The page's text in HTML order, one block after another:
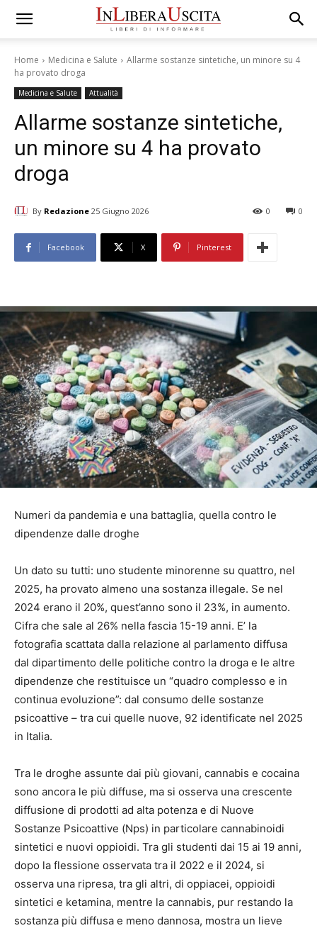
Home Medicina e Salute
Allarme sostanze sintetiche, un minore su 4
ha provato droga
Medicina e Salute Attualità
Allarme sostanze sintetiche,
un minore su 4 ha provato
droga
By Redazione 25 Giugno 2026 0
0
Facebook X Pinterest
Numeri da pandemia e una battaglia, quella contro le
dipendenze dalle droghe
Un dato su tutti: uno studente minorenne su quattro, nel
2025, ha provato almeno una sostanza illegale. Se nel
2024 erano il 20%, quest’anno sono il 23%, in aumento.
Cifra che sale al 26% nella fascia 15-19 anni. E’ la
fotografia scattata dalla relazione al parlamento diffusa
dal dipartimento delle politiche contro la droga e le altre
dipendenze che restituisce un “quadro complesso e in
continua evoluzione”: dal consumo delle sostanze
psicoattive – tra cui quelle nuove, 92 identificate nel 2025
in Italia.
Tra le droghe assunte dai più giovani, cannabis e cocaina
sono ancora le più diffuse, ma si osserva una crescente
diffusione di prodotti ad alta potenza e di Nuove
Sostanze Psicoattive (Nps) in particolare cannabinoidi
sintetici e nuovi oppioidi. Tra gli studenti dai 15 ai 19 anni,
dopo la flessione osservata tra il 2022 e il 2024, si
osserva una ripresa, tra gli altri, di oppiacei, oppioidi
sintetici e ketamina, mentre la cannabis, pur restando la
sostanza più diffusa e meno dannosa, mostra un lieve